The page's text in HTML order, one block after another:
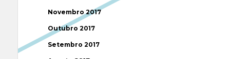
Novembro 2017
Outubro 2017
Setembro 2017